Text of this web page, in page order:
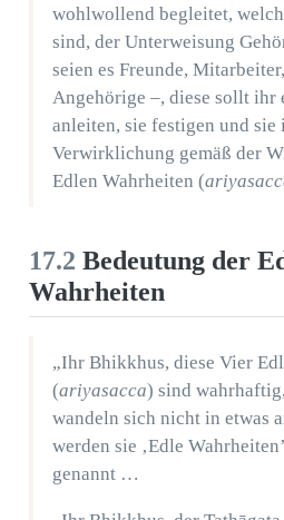
wohlwollend begleitet,
sind, der Unterweisung
seien es Freunde,
Angehörige –, diese sollt ihr
anleiten, sie festigen und sie
Verwirklichung gemäß der
Edlen Wahrheiten (
17.2 Bedeutung der
Wahrheiten
„Ihr Bhikkhus, diese Vier
(ariyasacca) sind
wandeln sich nicht in etwas
werden sie ‚Edle
genannt …